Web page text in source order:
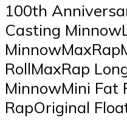
100th
Casting
RollMaxRap
MinnowMini Fat
RapOriginal